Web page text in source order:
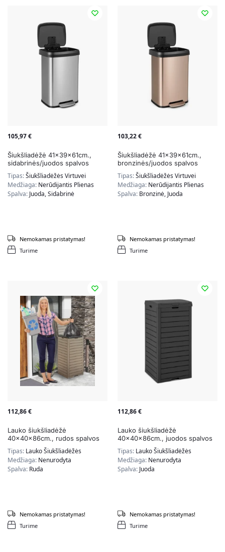
105,97€
Šiukšliadėžė 41x39x61cm.,
sidabrinės/juodos spalvos
Tipas:Šiukšliadėžės Virtuvei
Medžiaga: Nerūdijantis Plienas
Spalva: Juoda, Sidabrinė
Turime
Nemokamas pristatymas!
103,22€
Šiukšliadėžė 41x39x61cm.,
bronzinės/juodos spalvos
Tipas:Šiukšliadėžės Virtuvei
Medžiaga: Nerūdijantis Plienas
Spalva: Bronzinė, Juoda
Turime
Nemokamas pristatymas!
112,86€
Lauko šiukšliadėžė
40x40x86cm., rudos spalvos
Tipas: Lauko Šiukšliadėžės
Medžiaga: Nenurodyta
Spalva: Ruda
Turime
Nemokamas pristatymas!
112,86€
Lauko šiukšliadėžė
40x40x86cm., juodos spalvos
Tipas: Lauko Šiukšliadėžės
Medžiaga: Nenurodyta
Spalva: Juoda
Turime
Nemokamas pristatymas!